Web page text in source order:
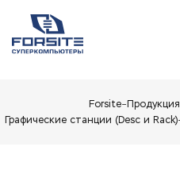
Forsite Продукция
Графические станции (Desc и Rack)